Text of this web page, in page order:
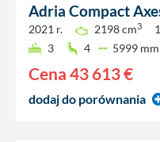
Adria Compact
2021 r. 2198 cm3
3
4 5999 mm
Cena 43 613 €
dodaj do porównania